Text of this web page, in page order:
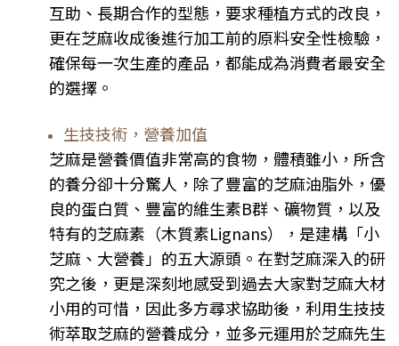
互助、長期合作的型態，要求種植方式的改良，
更在芝麻收成後進行加工前的原料安全性檢驗 ，
確保每一次生產的產品，都能成為消費者最安全
的選擇。
生技技術，營養加值
芝麻是營養價值非常高的食物，體積雖小，所含
的養分卻十分驚人，除了豐富的芝麻油脂外，優
良的蛋白質、豐富的維生素B群、礦物質，以及
特有的芝麻素（木質素Lignans），是建構「小
芝麻、大營養」的五大源頭。在對芝麻深入的研
究之後，更是深刻地感受到過去大家對芝麻大材
小用的可惜，因此多方尋求協助後，利用生技技
術萃取芝麻的營養成分，並多元運用於芝麻先生